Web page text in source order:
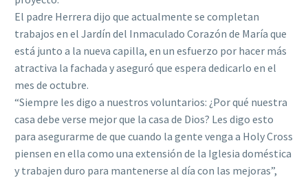
El padre Herrera dijo que actualmente se completan
trabajos en el Jardín del Inmaculado Corazón de María que
está junto a la nueva capilla, en un esfuerzo por hacer más
atractiva la fachada y aseguró que espera dedicarlo en el
mes de octubre.
“Siempre les digo a nuestros voluntarios: ¿Por qué nuestra
casa debe verse mejor que la casa de Dios? Les digo esto
para asegurarme de que cuando la gente venga a Holy Cross
piensen en ella como una extensión de la Iglesia doméstica
y trabajen duro para mantenerse al día con las mejoras”,